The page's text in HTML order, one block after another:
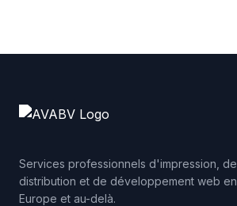
Services professionnels d'impression, de
distribution et de développement web en
Europe et au-delà.